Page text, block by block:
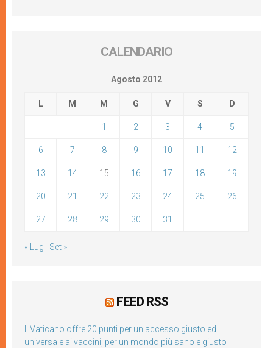
CALENDARIO
Agosto 2012
L M M G V S D
1 2 3 4 5
6 7 8 9 10 11 12
13 14 15 16 17 18 19
20 21 22 23 24 25 26
27 28 29 30 31
« Lug Set »
FEED RSS
Il Vaticano offre 20 punti per un accesso giusto ed
universale ai vaccini, per un mondo più sano e giusto